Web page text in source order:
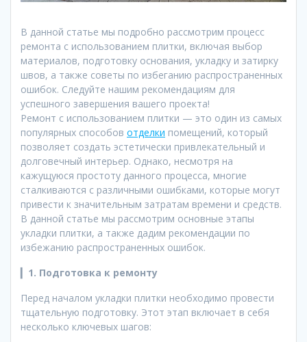
В данной статье мы подробно рассмотрим процесс
ремонта с использованием плитки, включая выбор
материалов, подготовку основания, укладку и затирку
швов, а также советы по избеганию распространенных
ошибок. Следуйте нашим рекомендациям для
успешного завершения вашего проекта!
Ремонт с использованием плитки — это один из самых
популярных способов отделки помещений, который
позволяет создать эстетически привлекательный и
долговечный интерьер. Однако, несмотря на
кажущуюся простоту данного процесса, многие
сталкиваются с различными ошибками, которые могут
привести к значительным затратам времени и средств.
В данной статье мы рассмотрим основные этапы
укладки плитки, а также дадим рекомендации по
избежанию распространенных ошибок.
1. Подготовка к ремонту
Перед началом укладки плитки необходимо провести
тщательную подготовку. Этот этап включает в себя
несколько ключевых шагов: